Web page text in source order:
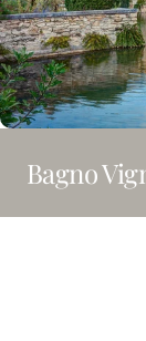
Visualizza i dettagli
Montepulciano
Via di Voltaia nel
Pienza
Corso Il Rossellino,
Bagno